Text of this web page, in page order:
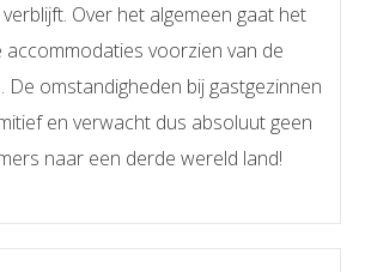
Over het algemeen gaat het
accommodaties voorzien van de
De omstandigheden bij gastgezinnen
en verwacht dus absoluut geen
naar een derde wereld land!